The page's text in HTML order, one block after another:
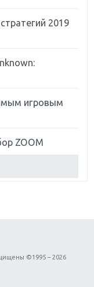
2019
игровым
ZOOM
эволюции
Spider-Man и
©1995 – 2026